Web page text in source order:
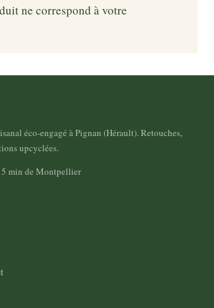
ne correspond à votre
éco-engagé à Pignan (Hérault). Retouches,
upcyclées.
min de Montpellier